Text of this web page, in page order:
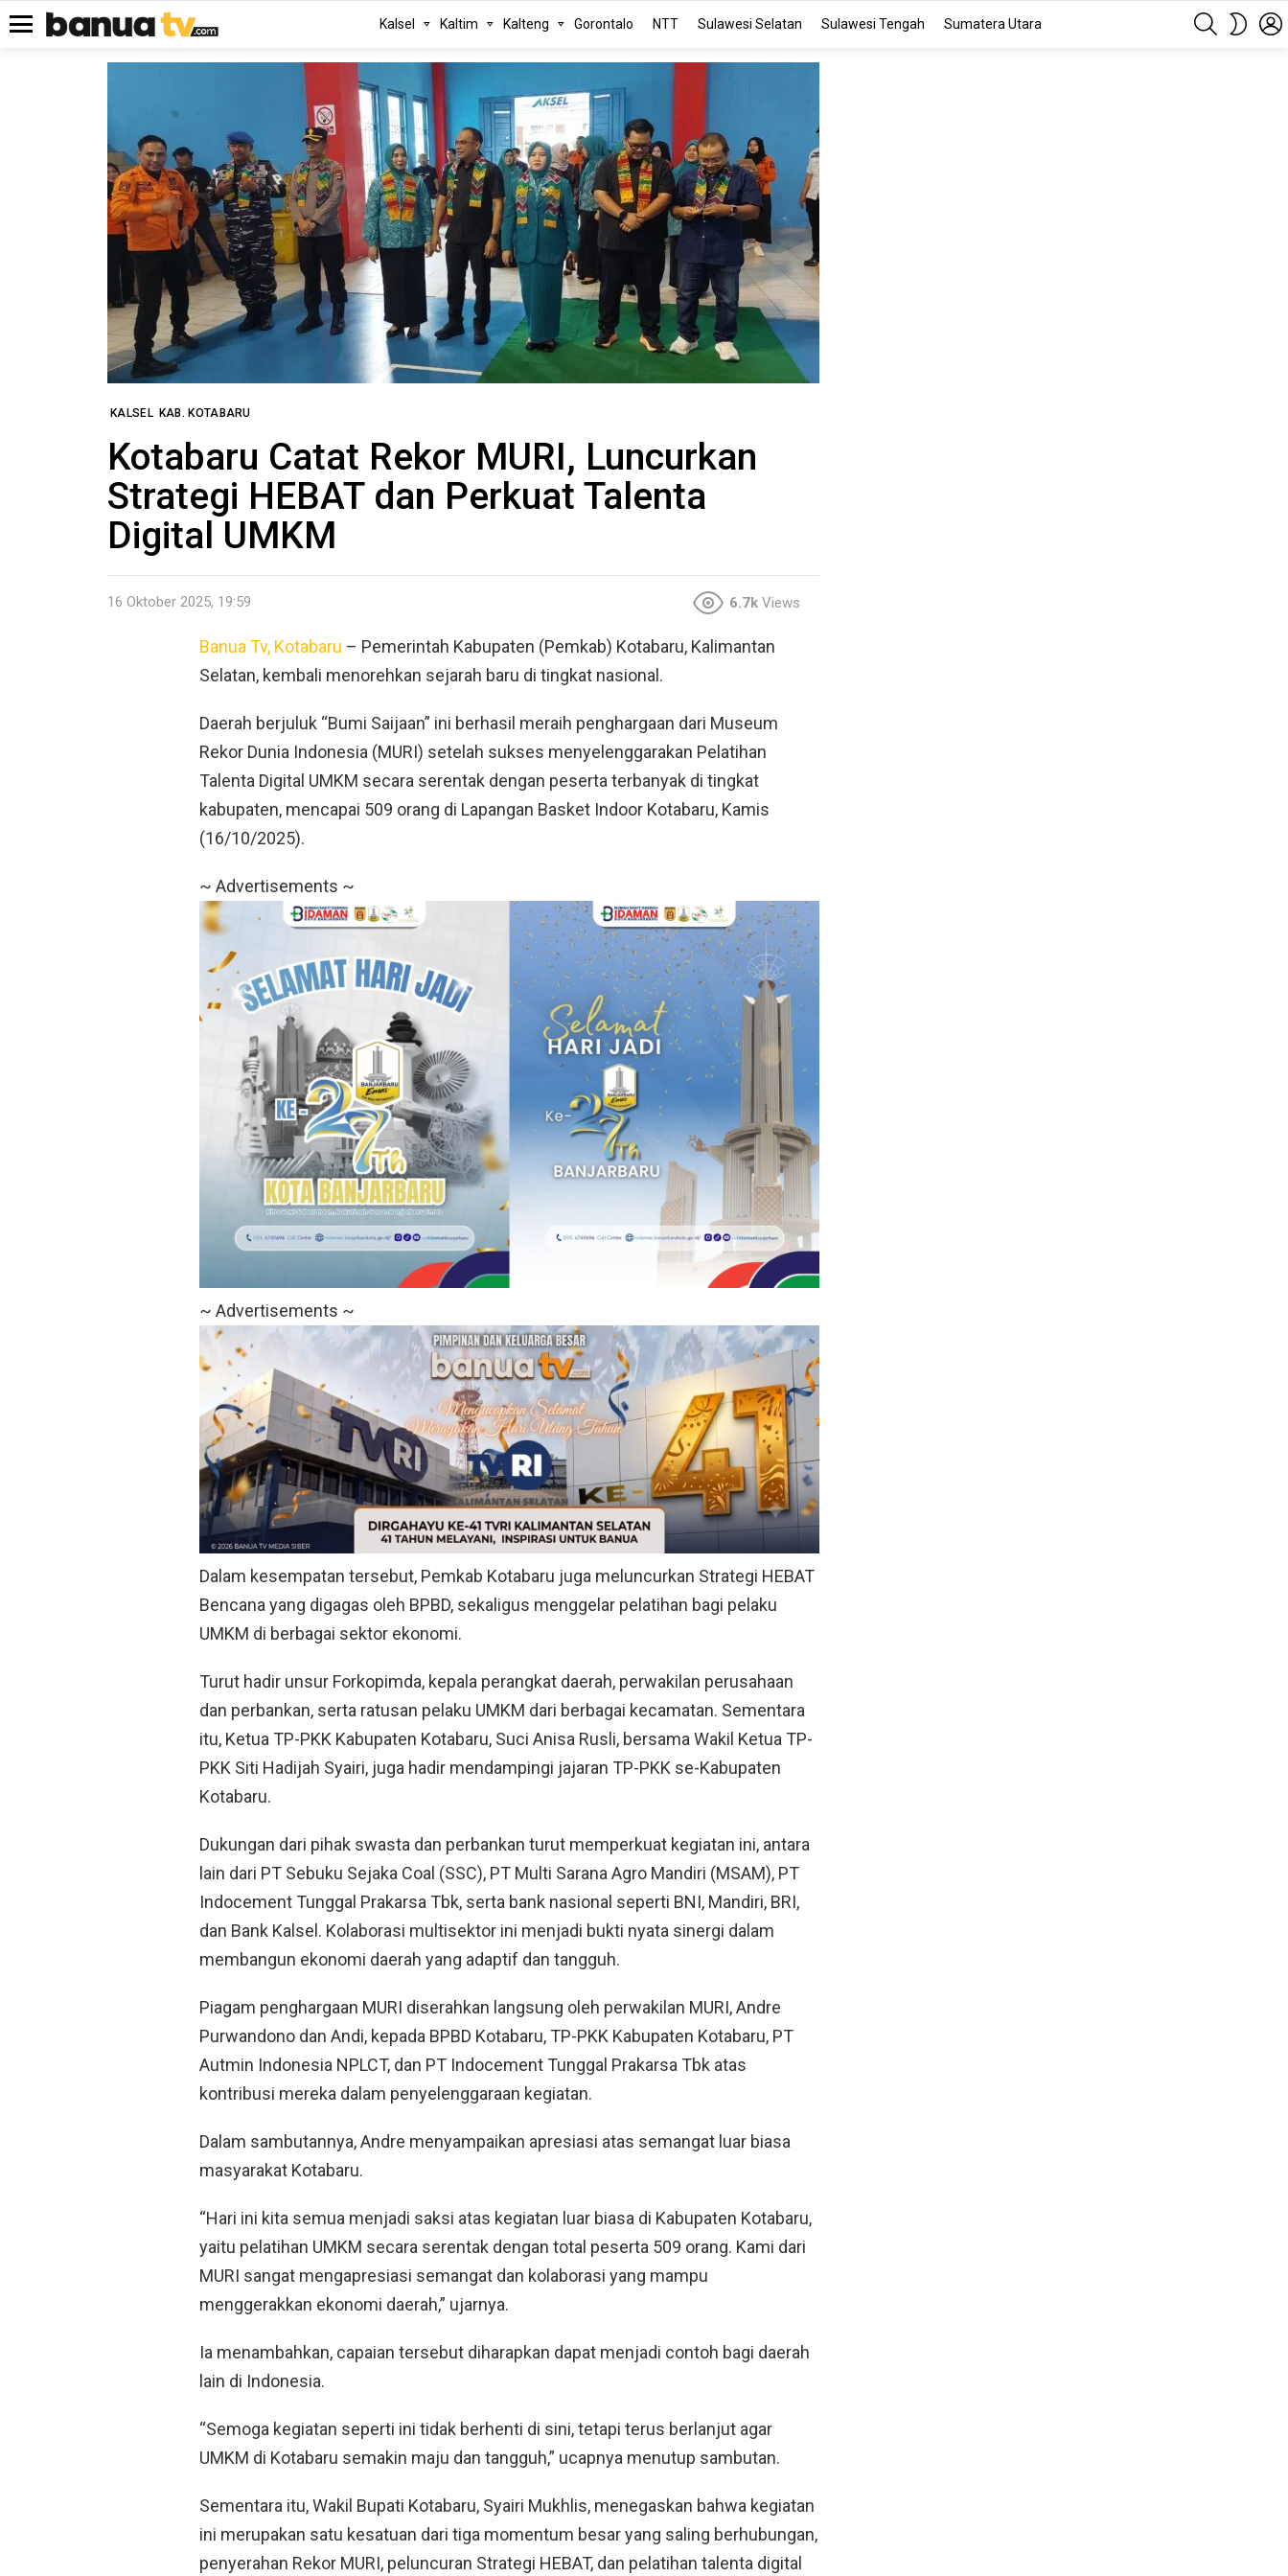
Kalsel Kaltim Kalteng Gorontalo NTT Sulawesi Selatan Sulawesi Tengah Sumatera Utara
SEARCH
SKIN
KALSEL KAB. KOTABARU
Kotabaru Catat Rekor MURI, Luncurkan
Strategi HEBAT dan Perkuat Talenta
Digital UMKM
16 Oktober 2025, 19:59 6.7k Views
Banua Tv, Kotabaru – Pemerintah Kabupaten (Pemkab) Kotabaru, Kalimantan
Selatan, kembali menorehkan sejarah baru di tingkat nasional.
Daerah berjuluk “Bumi Saijaan” ini berhasil meraih penghargaan dari Museum
Rekor Dunia Indonesia (MURI) setelah sukses menyelenggarakan Pelatihan
Talenta Digital UMKM secara serentak dengan peserta terbanyak di tingkat
kabupaten, mencapai 509 orang di Lapangan Basket Indoor Kotabaru, Kamis
(16/10/2025).
~ Advertisements ~
~ Advertisements ~
Dalam kesempatan tersebut, Pemkab Kotabaru juga meluncurkan Strategi HEBAT
Bencana yang digagas oleh BPBD, sekaligus menggelar pelatihan bagi pelaku
UMKM di berbagai sektor ekonomi.
Turut hadir unsur Forkopimda, kepala perangkat daerah, perwakilan perusahaan
dan perbankan, serta ratusan pelaku UMKM dari berbagai kecamatan. Sementara
itu, Ketua TP-PKK Kabupaten Kotabaru, Suci Anisa Rusli, bersama Wakil Ketua TP-
PKK Siti Hadijah Syairi, juga hadir mendampingi jajaran TP-PKK se-Kabupaten
Kotabaru.
Dukungan dari pihak swasta dan perbankan turut memperkuat kegiatan ini, antara
lain dari PT Sebuku Sejaka Coal (SSC), PT Multi Sarana Agro Mandiri (MSAM), PT
Indocement Tunggal Prakarsa Tbk, serta bank nasional seperti BNI, Mandiri, BRI,
dan Bank Kalsel. Kolaborasi multisektor ini menjadi bukti nyata sinergi dalam
membangun ekonomi daerah yang adaptif dan tangguh.
Piagam penghargaan MURI diserahkan langsung oleh perwakilan MURI, Andre
Purwandono dan Andi, kepada BPBD Kotabaru, TP-PKK Kabupaten Kotabaru, PT
Autmin Indonesia NPLCT, dan PT Indocement Tunggal Prakarsa Tbk atas
kontribusi mereka dalam penyelenggaraan kegiatan.
Dalam sambutannya, Andre menyampaikan apresiasi atas semangat luar biasa
masyarakat Kotabaru.
“Hari ini kita semua menjadi saksi atas kegiatan luar biasa di Kabupaten Kotabaru,
yaitu pelatihan UMKM secara serentak dengan total peserta 509 orang. Kami dari
MURI sangat mengapresiasi semangat dan kolaborasi yang mampu
menggerakkan ekonomi daerah,” ujarnya.
Ia menambahkan, capaian tersebut diharapkan dapat menjadi contoh bagi daerah
lain di Indonesia.
“Semoga kegiatan seperti ini tidak berhenti di sini, tetapi terus berlanjut agar
UMKM di Kotabaru semakin maju dan tangguh,” ucapnya menutup sambutan.
Sementara itu, Wakil Bupati Kotabaru, Syairi Mukhlis, menegaskan bahwa kegiatan
ini merupakan satu kesatuan dari tiga momentum besar yang saling berhubungan,
penyerahan Rekor MURI, peluncuran Strategi HEBAT, dan pelatihan talenta digital